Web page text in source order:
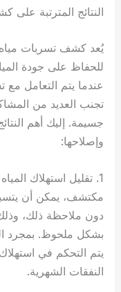
النتائج المترتبة
يُعد كشف تسربات
للحفاظ على جودة
عندما يتم التعامل
تجنب العديد من
جسيمة. إليك أهم
وإصلاحها:
1. تقليل استهلاك
مكتشف، يمكن أن
دون ملاحظة ذلك، وذلك
بشكل ملحوظ. بمجرد
يتم التحكم في
النفقات الشهرية.